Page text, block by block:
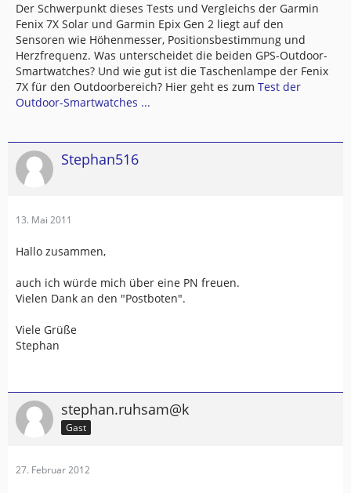
Der Schwerpunkt dieses Tests und Vergleichs der Garmin
Fenix 7X Solar und Garmin Epix Gen 2 liegt auf den
Sensoren wie Höhenmesser, Positionsbestimmung und
Herzfrequenz. Was unterscheidet die beiden GPS-Outdoor-
Smartwatches? Und wie gut ist die Taschenlampe der Fenix
7X für den Outdoorbereich? Hier geht es zum Test der
Outdoor-Smartwatches ...
Stephan516
13. Mai 2011
Hallo zusammen,
auch ich würde mich über eine PN freuen.
Vielen Dank an den "Postboten".
Viele Grüße
Stephan
stephan.ruhsam@k
Gast
27. Februar 2012